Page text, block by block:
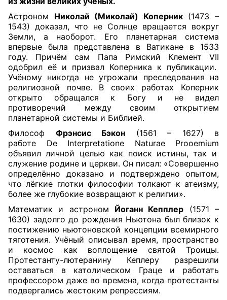
Астроном Николай (Миколай) Коперник(1473 –
1543) доказал, что не Солнце вращается вокруг
Земли, а наоборот. Его планетарная система
впервые была представлена в Ватикане в 1533
году. Причём сам Папа Римский Клемент VII
одобрил её и призвал Коперника к публикации.
Учёному никогда не угрожали преследования на
религиозной почве. В своих работах Коперник
открыто обращался к Богу и не видел
противоречий между своим открытием
планетарной системы и Библией.
Философ Фрэнсис Бэкон (1561 – 1627) в
работе De Interpretatione Naturae
Prooemium
объявил личной целью как поиск истины, так и
служение родине и церкви. Он писал: «Совершенно
определённо доказано и подтверждено опытом,
что лёгкие глотки философии толкают к атеизму,
более же глубокие возвращают к религии».
Математик и астроном Йоганн Кепплер (1571 –
1630) задолго до рождения Ньютона был близок к
постижению ньютоновской концепции всемирного
тяготения. Учёный описывал время, пространство
и космос как воплощение святой Троицы.
Протестанту-лютеранину Кеплеру разрешили
оставаться в католическом Граце и работать
профессором даже во времена, когда протестанты
подвергались жестоким репрессиям.